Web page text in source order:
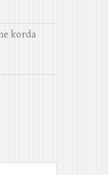
korda